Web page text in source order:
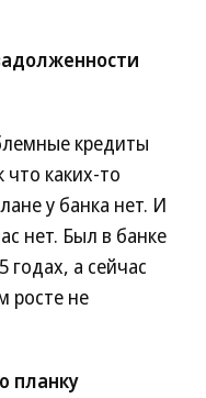
кредиты
что каких-то
у банка нет. И
нет. Был в банке
годах, а сейчас
росте не
планку